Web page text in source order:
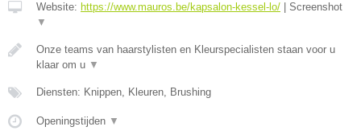
Website: https://www.mauros.be/kapsalon-kessel-lo/
Screenshot
▼
Onze teams van haarstylisten en Kleurspecialisten staan voor u
klaar om u ▼
Diensten: Knippen, Kleuren, Brushing
Openingstijden ▼